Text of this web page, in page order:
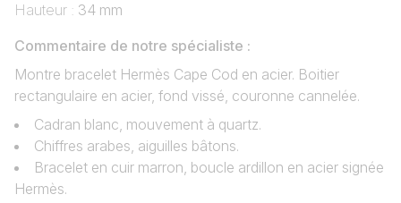
Hauteur : 34 mm
Commentaire de notre spécialiste :
Montre bracelet Hermès Cape Cod en acier. Boitier
rectangulaire en acier, fond vissé, couronne cannelée.
Cadran blanc, mouvement à quartz.
Chiffres arabes, aiguilles bâtons.
Bracelet en cuir marron, boucle ardillon en acier signée
Hermès.